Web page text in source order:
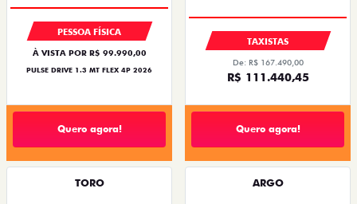
PESSOA FÍSICA
À VISTA POR R$ 99.990,00
PULSE DRIVE 1.3 MT FLEX 4P 2026
Quero agora!
TAXISTAS
De: R$ 167.490,00
R$ 111.440,45
Quero agora!
TORO ARGO